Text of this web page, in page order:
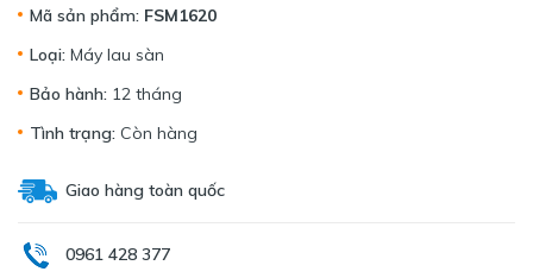
Mã sản phẩm: FSM1620
Loại: Máy lau sàn
Bảo hành: 12 tháng
Tình trạng: Còn hàng
Giao hàng toàn quốc
0961 428 377